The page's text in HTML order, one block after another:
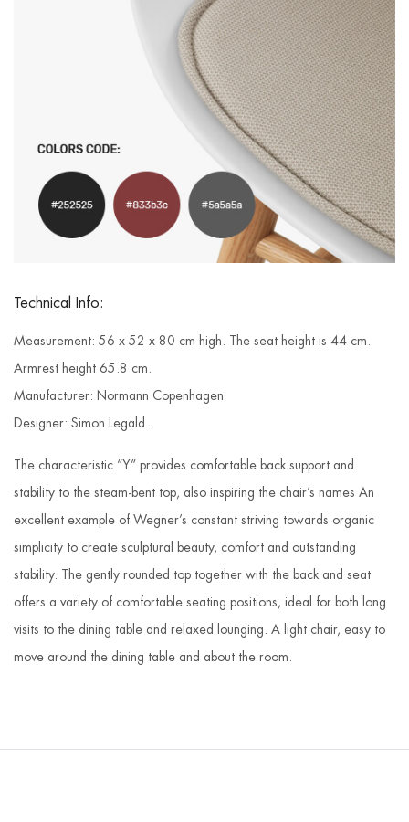
Technical Info:
Measurement: 56 x 52 x 80 cm high. The seat height is 44 cm.
Armrest height 65.8 cm.
Manufacturer: Normann Copenhagen
Designer: Simon Legald.
The characteristic “Y” provides comfortable back support and
stability to the steam-bent top, also inspiring the chair’s names An
excellent example of Wegner’s constant striving towards organic
simplicity to create sculptural beauty, comfort and outstanding
stability. The gently rounded top together with the back and seat
offers a variety of comfortable seating positions, ideal for both long
visits to the dining table and relaxed lounging. A light chair, easy to
move around the dining table and about the room.